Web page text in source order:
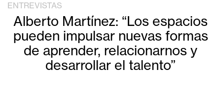
ENTREVISTAS
Alberto Martínez: “Los espacios
pueden impulsar nuevas formas
de aprender, relacionarnos y
desarrollar el talento”